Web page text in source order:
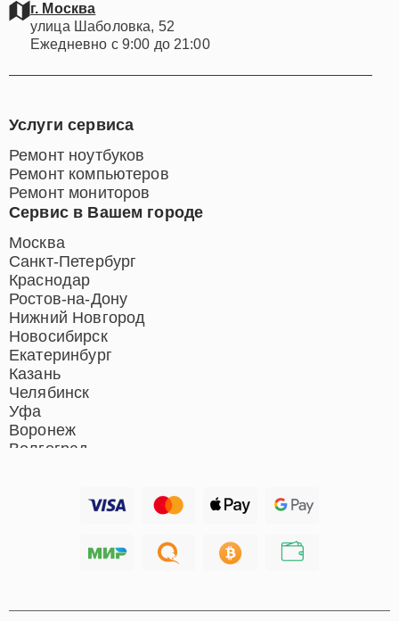
г. Москва
улица Шаболовка, 52
Ежедневно с 9:00 до 21:00
Сервис в Вашем городе
Москва
Санкт-Петербург
Краснодар
Ростов-на-Дону
Нижний Новгород
Новосибирск
Екатеринбург
Казань
Челябинск
Уфа
Воронеж
Волгоград
Хабаровск
Услуги сервиса
Ремонт ноутбуков
Ремонт компьютеров
Ремонт мониторов